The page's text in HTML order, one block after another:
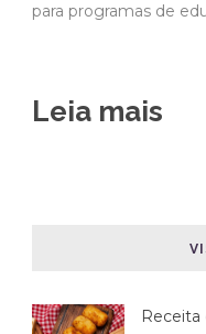
para programas de
Leia mais